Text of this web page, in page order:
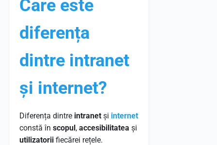
Care este
diferența
dintre intranet
și internet?
Diferența dintre intranet și internet
constă în scopul, accesibilitatea și
utilizatorii fiecărei rețele.